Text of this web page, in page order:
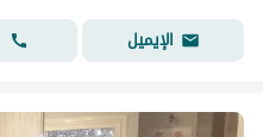
الإيميل